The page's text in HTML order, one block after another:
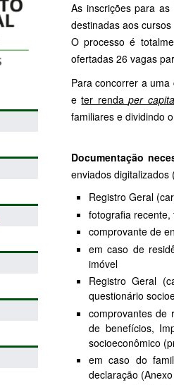
As inscrições para
destinadas aos
O processo é
ofertadas 26 vagas
Para concorrer a
eter rendaper capita
familiares e dividindo
Documentação
enviados digitalizados
Registro Geral
fotografia recente,
comprovante de
em caso de
imóvel
Registro Geral
questionário
comprovantes de
de benefícios,
socioeconômico
em caso do
declaração